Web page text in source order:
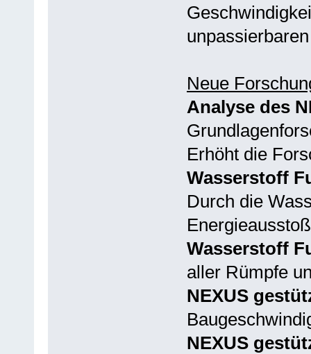
Neue
Analyse des
Erhöht die
Wasserstoff
Durch die
Wasserstoff
aller Rümpfe
NEXUS
NEXUS